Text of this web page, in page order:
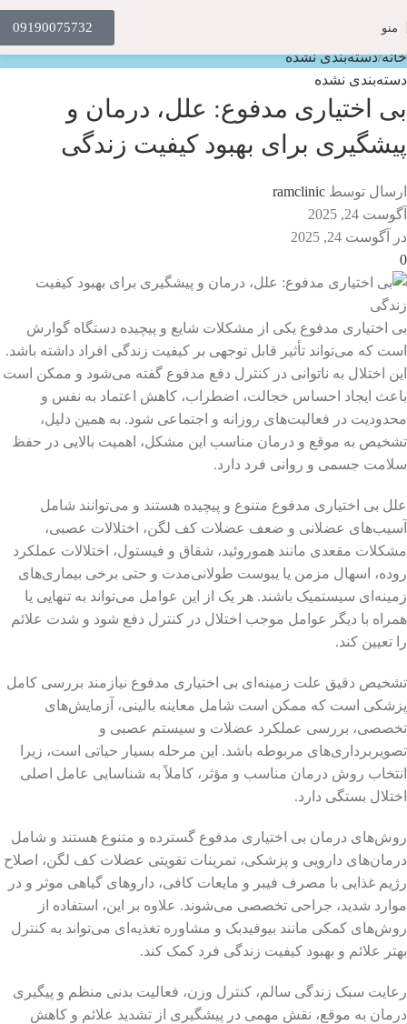
منو 09190075732
خانه دسته‌بندی نشده
دسته‌بندی نشده
بی اختیاری مدفوع: علل، درمان و
پیشگیری برای بهبود کیفیت زندگی
ارسال توسط ramclinic
آگوست 24, 2025
در آگوست 24, 2025
0
بی اختیاری مدفوع یکی از مشکلات شایع و پیچیده دستگاه گوارش
است که می‌تواند تأثیر قابل توجهی بر کیفیت زندگی افراد داشته باشد.
این اختلال به ناتوانی در کنترل دفع مدفوع گفته می‌شود و ممکن است
باعث ایجاد احساس خجالت، اضطراب، کاهش اعتماد به نفس و
محدودیت در فعالیت‌های روزانه و اجتماعی شود. به همین دلیل،
تشخیص به موقع و درمان مناسب این مشکل، اهمیت بالایی در حفظ
سلامت جسمی و روانی فرد دارد.
علل بی اختیاری مدفوع متنوع و پیچیده هستند و می‌توانند شامل
آسیب‌های عضلانی و ضعف عضلات کف لگن، اختلالات عصبی،
مشکلات مقعدی مانند هموروئید، شقاق و فیستول، اختلالات عملکرد
روده، اسهال مزمن یا یبوست طولانی‌مدت و حتی برخی بیماری‌های
زمینه‌ای سیستمیک باشند. هر یک از این عوامل می‌تواند به تنهایی یا
همراه با دیگر عوامل موجب اختلال در کنترل دفع شود و شدت علائم
را تعیین کند.
تشخیص دقیق علت زمینه‌ای بی اختیاری مدفوع نیازمند بررسی کامل
پزشکی است که ممکن است شامل معاینه بالینی، آزمایش‌های
تخصصی، بررسی عملکرد عضلات و سیستم عصبی و
تصویربرداری‌های مربوطه باشد. این مرحله بسیار حیاتی است، زیرا
انتخاب روش درمان مناسب و مؤثر، کاملاً به شناسایی عامل اصلی
اختلال بستگی دارد.
روش‌های درمان بی اختیاری مدفوع گسترده و متنوع هستند و شامل
درمان‌های دارویی و پزشکی، تمرینات تقویتی عضلات کف لگن، اصلاح
رژیم غذایی با مصرف فیبر و مایعات کافی، داروهای گیاهی موثر و در
موارد شدید، جراحی تخصصی می‌شوند. علاوه بر این، استفاده از
روش‌های کمکی مانند بیوفیدبک و مشاوره تغذیه‌ای می‌تواند به کنترل
بهتر علائم و بهبود کیفیت زندگی فرد کمک کند.
رعایت سبک زندگی سالم، کنترل وزن، فعالیت بدنی منظم و پیگیری
درمان به موقع، نقش مهمی در پیشگیری از تشدید علائم و کاهش